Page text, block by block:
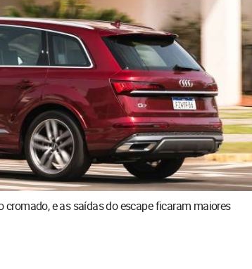
cromado, e as saídas do escape ficaram maiores